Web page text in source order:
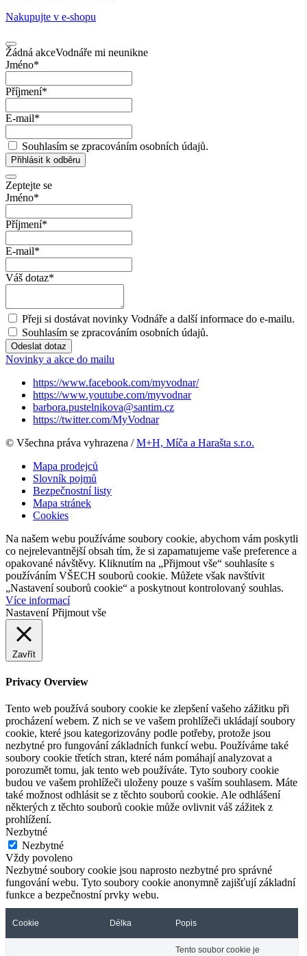
Nakupujte v e-shopu
Žádná akceVodnáře mi neunikne
Jméno*
Příjmení*
E-mail*
Souhlasím se zpracováním osobních údajů.
Přihlásit k odběru
Zeptejte se
Jméno*
Příjmení*
E-mail*
Váš dotaz*
Přeji si dostávat novinky Vodnáře a další informace do e-mailu.
Souhlasím se zpracováním osobních údajů.
Odeslat dotaz
Novinky a akce do mailu
https://www.facebook.com/myvodnar/
https://www.youtube.com/myvodnar
barbora.pustelnikova@santim.cz
https://twitter.com/MyVodnar
© Všechna práva vyhrazena /M+H, Míča a Harašta s.r.o.
Mapa prodejců
Slovník pojmů
Bezpečnostní listy
Mapa stránek
Cookies
Na našem webu používáme soubory cookie, abychom vám poskytli
co nejrelevantnější obsah tím, že si zapamatujeme vaše preference a
opakované návštěvy. Kliknutím na „Přijmout vše“ souhlasíte s
používáním VŠECH souborů cookie. Můžete však navštívit
„Nastavení souborů cookie“ a poskytnout kontrolovaný souhlas.
Více informací
Nastavení Přijmout vše
Zavřít
Privacy Overview
Tento web používá soubory cookie ke zlepšení vašeho zážitku při
procházení webem. Z nich se ve vašem prohlížeči ukládají soubory
cookie, které jsou kategorizovány podle potřeby, protože jsou
nezbytné pro fungování základních funkcí webu. Používáme také
soubory cookie třetích stran, které nám pomáhají analyzovat a
porozumět tomu, jak tento web používáte. Tyto soubory cookie
budou ve vašem prohlížeči uloženy pouze s vaším souhlasem. Máte
také možnost odhlásit se z těchto souborů cookie. Ale odhlášení
některých z těchto souborů cookie může ovlivnit váš zážitek z
prohlížení.
Nezbytné
Nezbytné
Vždy povoleno
Nezbytné soubory cookie jsou naprosto nezbytné pro správné
fungování webu. Tyto soubory cookie anonymně zajišťují základní
funkce a bezpečnostní prvky webu.
Cookie Délka Popis
Tento soubor cookie je